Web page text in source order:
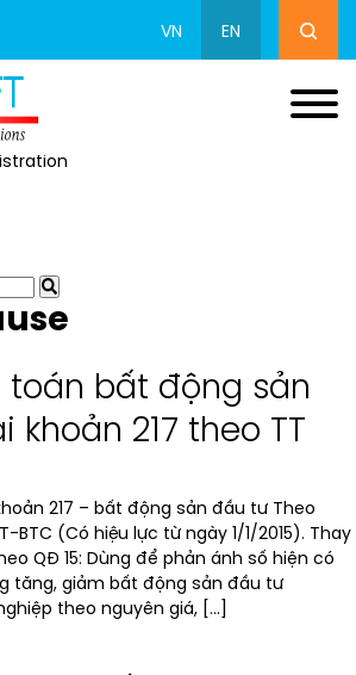
VN EN
toán bất động sản
khoản 217 theo TT
217 – bất động sản đầu tư Theo
BTC (Có hiệu lực từ ngày 1/1/2015). Thay
QĐ 15: Dùng để phản ánh số hiện có
tăng, giảm bất động sản đầu tư
theo nguyên giá, […]